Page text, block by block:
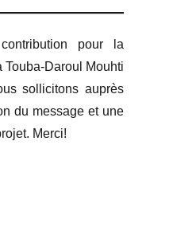
pour la
Daroul Mouhti
sollicitons auprès
du message et une
Merci!